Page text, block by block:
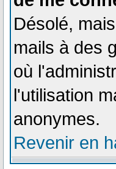
Désolé,
mails à des
où
l'utilisation
anonymes.
Revenir en